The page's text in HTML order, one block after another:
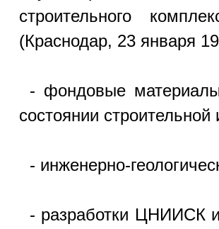
строительного
(Краснодар, 23 января
- фондовые материалы
состоянии строительной
- инженерно-
- разработки ЦНИИСК